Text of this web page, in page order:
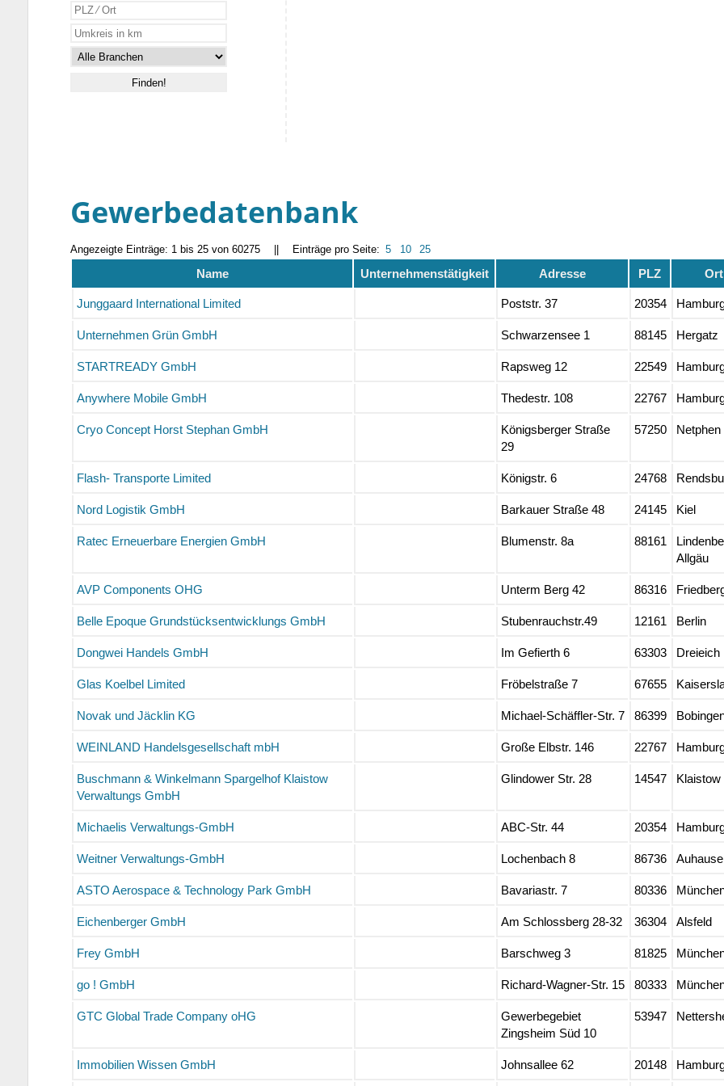
Gewerbedatenbank
Angezeigte Einträge: 1 bis 25 von 60275 Einträge pro Seite: 5 10 25
Name Unternehmenstätigkeit Adresse PLZ Ort
Junggaard International Limited Poststr. 37 20354
Unternehmen Grün GmbH Schwarzensee 1 88145 Hergatz
STARTREADY GmbH Rapsweg 12 22549
Anywhere Mobile GmbH Thedestr. 108 22767
Cryo Concept Horst Stephan GmbH
Königsberger Straße
29
57250 Netphen
Flash- Transporte Limited Königstr. 6 24768
Nord Logistik GmbH Barkauer Straße 48 24145 Kiel
Ratec Erneuerbare Energien GmbH Blumenstr. 8a 88161
Allgäu
AVP Components OHG Unterm Berg 42 86316
Belle Epoque Grundstücksentwicklungs GmbH Stubenrauchstr.49 12161 Berlin
Dongwei Handels GmbH Im Gefierth 6 63303 Dreieich
Glas Koelbel Limited Fröbelstraße 7 67655
Novak und Jäcklin KG Michael-Schäffler-Str. 7 86399
WEINLAND Handelsgesellschaft mbH Große Elbstr. 146 22767
Buschmann & Winkelmann Spargelhof Klaistow
Verwaltungs GmbH
Glindower Str. 28 14547 Klaistow
Michaelis Verwaltungs-GmbH ABC-Str. 44 20354
Weitner Verwaltungs-GmbH Lochenbach 8 86736
ASTO Aerospace & Technology Park GmbH Bavariastr. 7 80336
Eichenberger GmbH Am Schlossberg 28-32 36304 Alsfeld
Frey GmbH Barschweg 3 81825
go ! GmbH Richard-Wagner-Str. 15 80333
GTC Global Trade Company oHG
Gewerbegebiet
Zingsheim Süd 10
53947
Immobilien Wissen GmbH Johnsallee 62 20148